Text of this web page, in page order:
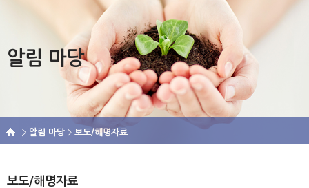
알림 마당
알림 마당 보도/해명자료
보도/해명자료